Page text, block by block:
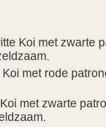
Koi met zwarte
Koi met rode
met zwarte